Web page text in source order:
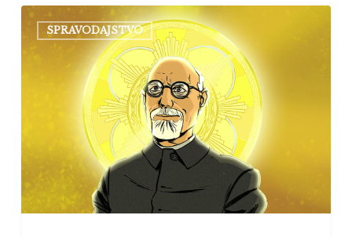
Film
o menej
známom
úspech
v Univerzitnom
pastoračnom
SPRAVODAJSTVO